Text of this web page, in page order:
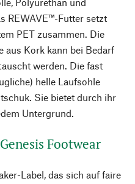
REWAVE™-Futter setzt
PET zusammen. Die
aus Kork kann bei Bedarf
werden. Die fast
helle Laufsohle
Sie bietet durch ihr
Untergrund.
Footwear
Label, das sich auf faire